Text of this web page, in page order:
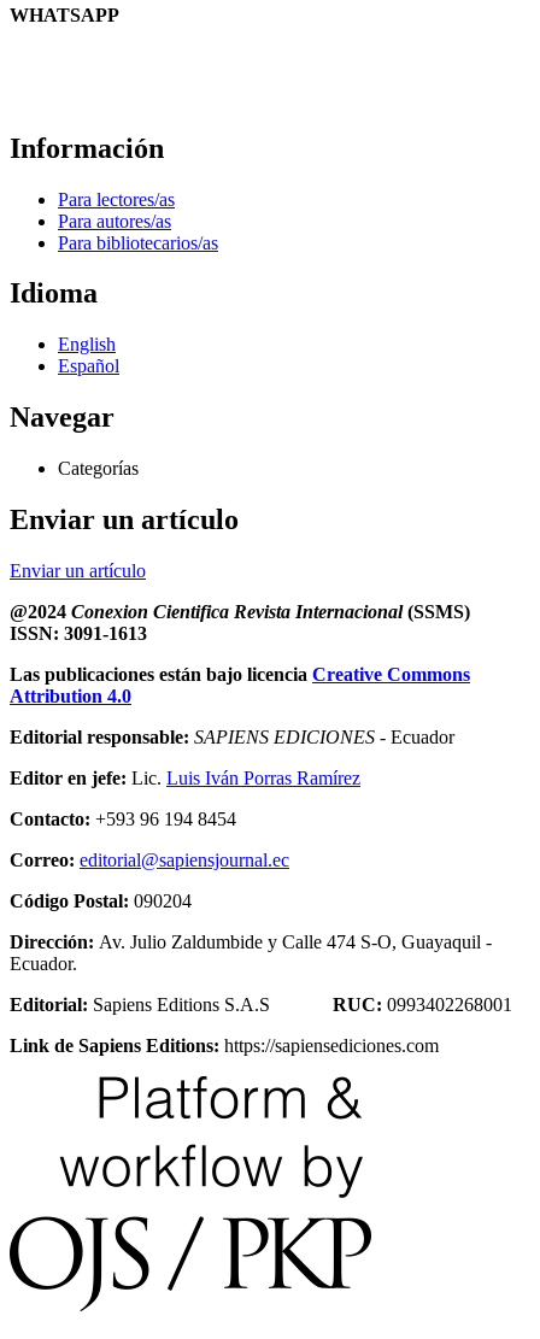
WHATSAPP
Información
Para lectores/as
Para autores/as
Para bibliotecarios/as
Idioma
English
Español
Navegar
Categorías
Enviar un artículo
Enviar un artículo
@2024 Conexion Cientifica Revista Internacional (SSMS)
ISSN: 3091-1613
Las publicaciones están bajo licencia Creative Commons
Attribution 4.0
Editorial responsable: SAPIENS EDICIONES - Ecuador
Editor en jefe: Lic. Luis Iván Porras Ramírez
Contacto: +593 96 194 8454
Correo: editorial@sapiensjournal.ec
Código Postal: 090204
Dirección: Av. Julio Zaldumbide y Calle 474 S-O, Guayaquil -
Ecuador.
Editorial: Sapiens Editions S.A.S RUC: 0993402268001
Link de Sapiens Editions: https://sapiensediciones.com